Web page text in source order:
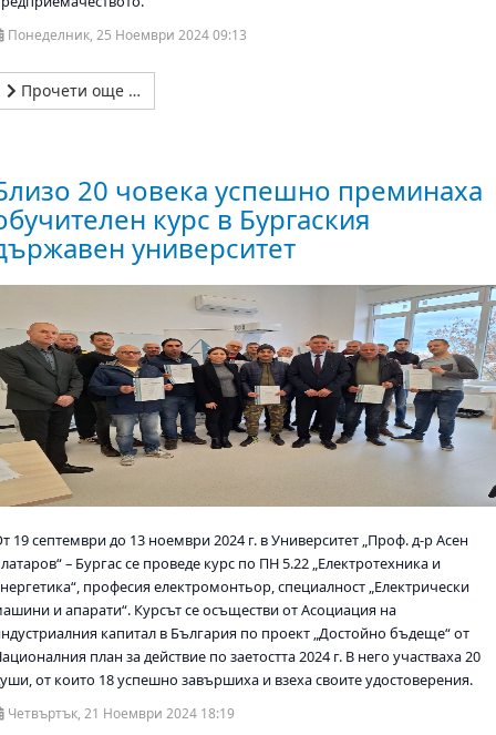
Понеделник, 25 Ноември 2024 09:13
Прочети още …
20 човека успешно преминаха
курс в Бургаския
университет
19 септември до 13 ноември 2024 г. в Университет „Проф. д-р Асен
– Бургас се проведе курс по ПН 5.22 „Електротехника и
професия електромонтьор, специалност „Електрически
и апарати“. Курсът се осъществи от Асоциация на
капитал в България по проект „Достойно бъдеще“ от
план за действие по заетостта 2024 г. В него участваха 20
от които 18 успешно завършиха и взеха своите удостоверения.
Четвъртък, 21 Ноември 2024 18:19